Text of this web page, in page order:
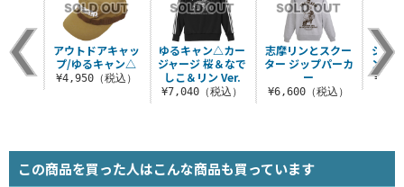
ゆるキャン△カー
ジャージ 桜＆なで
しこ＆リン Ver.
¥7,040（税込）
志摩リンとスクー
ター ジップパーカ
ー
¥6,600（税込）
シル
ン ド
アウトドアキャッ
プ/ゆるキャン△
¥4,950（税込）
この商品を買った人はこんな商品も買っています